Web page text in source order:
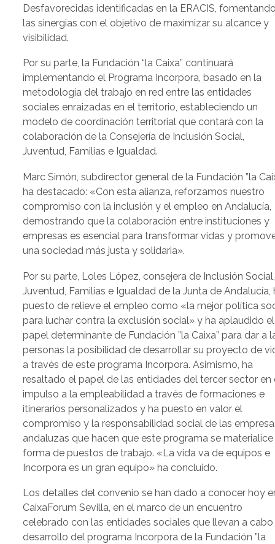
Desfavorecidas identificadas en la ERACIS,
las sinergias con el objetivo de maximizar su alcance y
visibilidad.
Por su parte, la Fundación “la Caixa” continuará
implementando el Programa Incorpora, basado en la
metodología del trabajo en red entre las entidades
sociales enraizadas en el territorio, estableciendo un
modelo de coordinación territorial que contará con la
colaboración de la Consejería de Inclusión Social,
Juventud, Familias e Igualdad.
Marc Simón, subdirector general de la Fundación ”la
ha destacado: «Con esta alianza, reforzamos nuestro
compromiso con la inclusión y el empleo en Andalucía,
demostrando que la colaboración entre instituciones y
empresas es esencial para transformar vidas y
una sociedad más justa y solidaria».
Por su parte, Loles López, consejera de Inclusión Social,
Juventud, Familias e Igualdad de la Junta de Andalucía,
puesto de relieve el empleo como «la mejor política
para luchar contra la exclusión social» y ha aplaudido el
papel determinante de Fundación ”la Caixa” para dar a
personas la posibilidad de desarrollar su proyecto de
a través de este programa Incorpora. Asimismo, ha
resaltado el papel de las entidades del tercer sector en
impulso a la empleabilidad a través de formaciones e
itinerarios personalizados y ha puesto en valor el
compromiso y la responsabilidad social de las
andaluzas que hacen que este programa se materialice
forma de puestos de trabajo. «La vida va de equipos e
Incorpora es un gran equipo» ha concluido.
Los detalles del convenio se han dado a conocer hoy
CaixaForum Sevilla, en el marco de un encuentro
celebrado con las entidades sociales que llevan a cabo
desarrollo del programa Incorpora de la Fundación ”la